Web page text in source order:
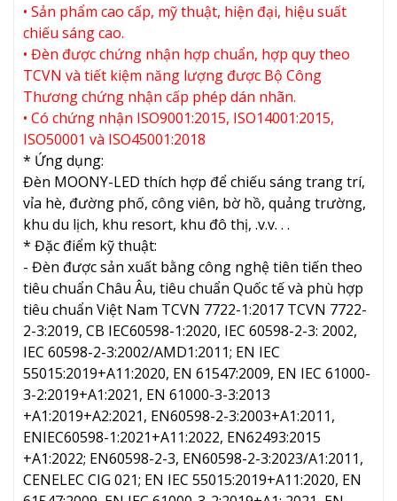
• Sản phẩm cao cấp, mỹ thuật, hiện đại, hiệu suất
chiếu sáng cao.
• Đèn được chứng nhận hợp chuẩn, hợp quy theo
TCVN và tiết kiệm năng lượng được Bộ Công
Thương chứng nhận cấp phép dán nhãn.
• Có chứng nhận ISO9001:2015, ISO14001:2015,
ISO50001 và ISO45001:2018
* Ứng dụng:
Đèn MOONY-LED thích hợp để chiếu sáng trang trí,
vỉa hè, đường phố, công viên, bờ hồ, quảng trường,
khu du lịch, khu resort, khu đô thị, .v.v. . .
* Đặc điểm kỹ thuật:
- Đèn được sản xuất bằng công nghệ tiên tiến theo
tiêu chuẩn Châu Âu, tiêu chuẩn Quốc tế và phù hợp
tiêu chuẩn Việt Nam TCVN 7722-1:2017 TCVN 7722-
2-3:2019, CB IEC60598-1:2020, IEC 60598-2-3: 2002,
IEC 60598-2-3:2002/AMD1:2011; EN IEC
55015:2019+A11:2020, EN 61547:2009, EN IEC 61000-
3-2:2019+A1:2021, EN 61000-3-3:2013
+A1:2019+A2:2021, EN60598-2-3:2003+A1:2011,
ENIEC60598-1:2021+A11:2022, EN62493:2015
+A1:2022; EN60598-2-3, EN60598-2-3:2023/A1:2011,
CENELEC CIG 021; EN IEC 55015:2019+A11:2020, EN